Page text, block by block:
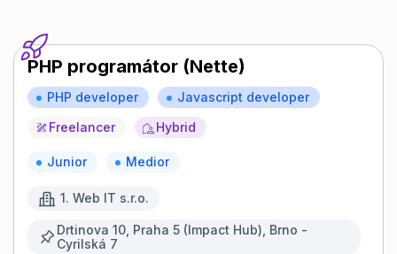
PHP programátor (Nette)
PHP developer
Javascript developer
Freelancer
Hybrid
Junior Medior
1. Web IT s.r.o.
Drtinova 10, Praha 5 (Impact Hub), Brno -
Cyrilská 7